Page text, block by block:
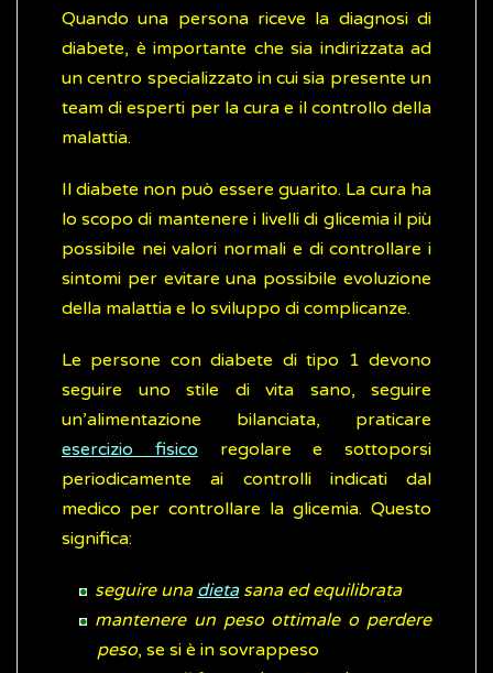
Quando una persona riceve la diagnosi di
diabete, è importante che sia indirizzata ad
un centro specializzato in cui sia presente un
team di esperti per la cura e il controllo della
malattia.
Il diabete non può essere guarito. La cura ha
lo scopo di mantenere i livelli di glicemia il più
possibile nei valori normali e di controllare i
sintomi per evitare una possibile evoluzione
della malattia e lo sviluppo di complicanze.
Le persone con diabete di tipo 1 devono
seguire uno stile di vita sano, seguire
un’alimentazione bilanciata, praticare
esercizio fisico regolare e sottoporsi
periodicamente ai controlli indicati dal
medico per controllare la glicemia. Questo
significa:
seguire una dietasana ed equilibrata
mantenere un peso ottimale o perdere
peso, se si è in sovrappeso